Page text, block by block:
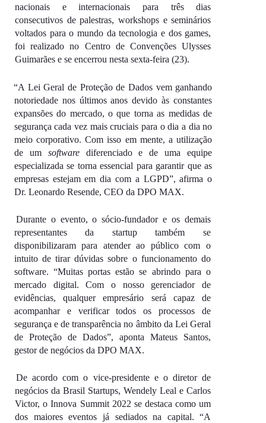
nacionais e internacionais para três dias
consecutivos de palestras, workshops e seminários
voltados para o mundo da tecnologia e dos games,
foi realizado no Centro de Convenções Ulysses
Guimarães e se encerrou nesta sexta-feira (23).
“A Lei Geral de Proteção de Dados vem ganhando
notoriedade nos últimos anos devido às constantes
expansões do mercado, o que torna as medidas de
segurança cada vez mais cruciais para o dia a dia no
meio corporativo. Com isso em mente, a utilização
de um software diferenciado e de uma equipe
especializada se torna essencial para garantir que as
empresas estejam em dia com a LGPD”, afirma o
Dr. Leonardo Resende, CEO da DPO MAX.
Durante o evento, o sócio-fundador e os demais
representantes da startup também se
disponibilizaram para atender ao público com o
intuito de tirar dúvidas sobre o funcionamento do
software. “Muitas portas estão se abrindo para o
mercado digital. Com o nosso gerenciador de
evidências, qualquer empresário será capaz de
acompanhar e verificar todos os processos de
segurança e de transparência no âmbito da Lei Geral
de Proteção de Dados”, aponta Mateus Santos,
gestor de negócios da DPO MAX.
De acordo com o vice-presidente e o diretor de
negócios da Brasil Startups, Wendely Leal e Carlos
Victor, o Innova Summit 2022 se destaca como um
dos maiores eventos já sediados na capital. “A